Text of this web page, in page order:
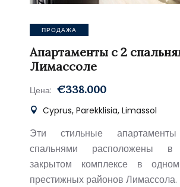
ПРОДАЖА
Апартаменты с 2
Лимассоле
Цена: €338.000
Cyprus, Parekklisia, Limassol
Эти стильные
спальнями расположены в
закрытом комплексе в
престижных районов Лимассола.